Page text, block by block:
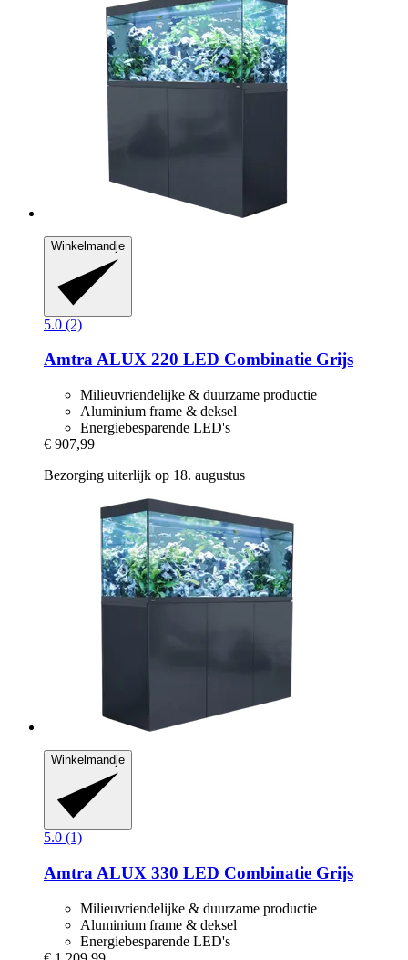
Winkelmandje
5.0 (2)
AmtraALUX 220 LED Combinatie Grijs
Milieuvriendelijke & duurzame productie
Aluminium frame & deksel
Energiebesparende LED's
€ 907,99
Bezorging uiterlijk op 18. augustus
Winkelmandje
5.0 (1)
Amtra ALUX 330 LED Combinatie Grijs
Milieuvriendelijke & duurzame productie
Aluminium frame & deksel
Energiebesparende LED's